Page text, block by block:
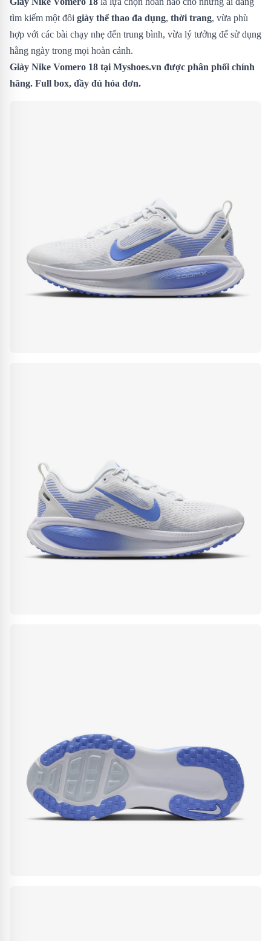
tìm kiếm một đôi giày thể thao đa dụng, thời trang, vừa phù
hợp với các bài chạy nhẹ đến trung bình, vừa lý tưởng để sử dụng
hằng ngày trong mọi hoàn cảnh.
Giày Nike Vomero 18 tại Myshoes.vn được phân phối chính
hãng. Full box, đầy đủ hóa đơn.